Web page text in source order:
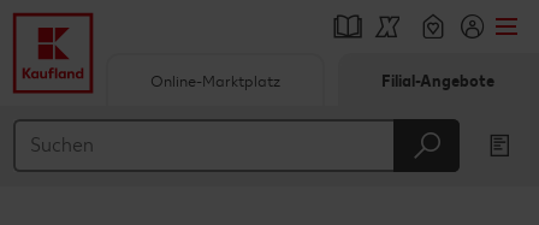
Hauptinhalt
Online-Marktplatz Filial-Angebote